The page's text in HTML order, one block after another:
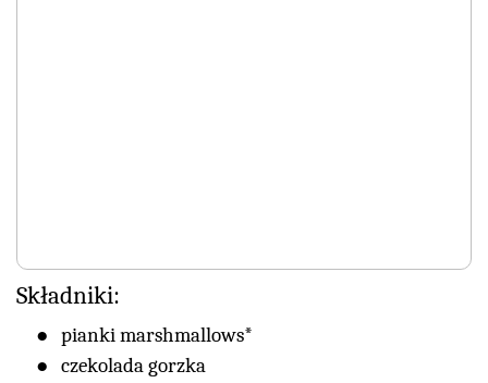
Składniki:
pianki marshmallows*
czekolada gorzka